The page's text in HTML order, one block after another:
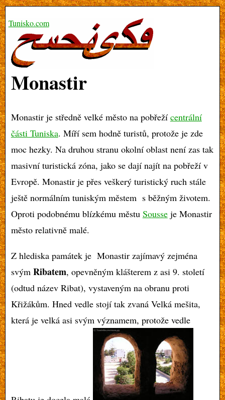
Monastir
Monastir je středně velké město na pobřežícentrální
části Tuniska. Míří sem hodně turistů, protože je zde
moc hezky. Na druhou stranu okolní oblast není zas tak
masivní turistická zóna, jako se dají najít na pobřeží v
Evropě. Monastir je přes veškerý turistický ruch stále
ještě normálním tuniským městem s běžným životem.
Oproti podobnému blízkému městu Sousseje Monastir
město relativně malé.
Z hlediska památek je Monastir zajímavý zejména
svým Ribatem, opevněným klášterem z asi 9. století
(odtud název Ribat), vystaveným na obranu proti
Křižákům. Hned vedle stojí tak zvaná Velká mešita,
která je velká asi svým významem, protože vedle
Tunisko.com